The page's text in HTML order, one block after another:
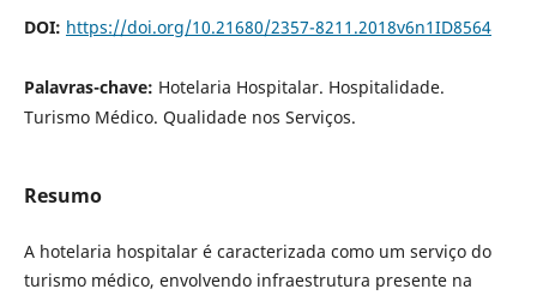
DOI: https://doi.org/10.21680/2357-8211.2018v6n1ID8564
Palavras-chave: Hotelaria Hospitalar. Hospitalidade.
Turismo Médico. Qualidade nos Serviços.
Resumo
A hotelaria hospitalar é caracterizada como um serviço do
turismo médico, envolvendo infraestrutura presente na